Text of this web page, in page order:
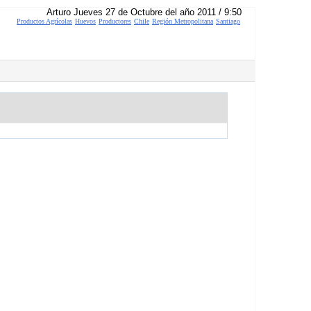
Productos Agrícolas Huevos Productores Chile Región Metropolitana Santiago
Arturo Jueves 27 de Octubre del año 2011 / 9:50